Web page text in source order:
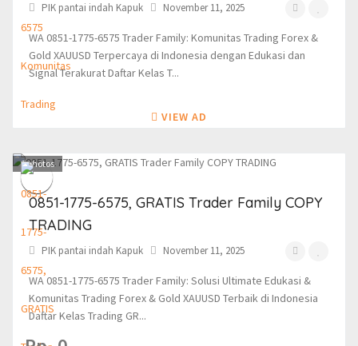
PIK pantai indah Kapuk November 11, 2025
WA 0851-1775-6575 Trader Family: Komunitas Trading Forex &
Gold XAUUSD Terpercaya di Indonesia dengan Edukasi dan
Signal Terakurat Daftar Kelas T...
VIEW AD
1photos
0851-1775-6575, GRATIS Trader Family COPY
TRADING
PIK pantai indah Kapuk November 11, 2025
WA 0851-1775-6575 Trader Family: Solusi Ultimate Edukasi &
Komunitas Trading Forex & Gold XAUUSD Terbaik di Indonesia
Daftar Kelas Trading GR...